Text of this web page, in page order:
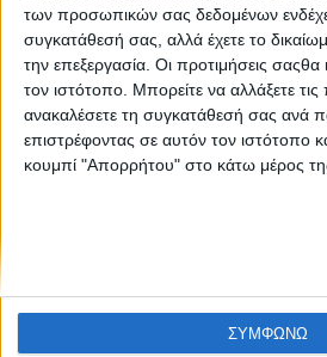
των προσωπικών σας δεδομένων
συγκατάθεσή σας, αλλά έχετε το
την επεξεργασία. Οι προτιμήσεις
τον ιστότοπο. Μπορείτε να αλλάξετε
ανακαλέσετε τη συγκατάθεσή σας ανά
επιστρέφοντας σε αυτόν τον ιστότοπο
κουμπί "Απορρήτου" στο κάτω μέρος της
ΣΥΜΦΩΝΩ
None feed
CONNECT